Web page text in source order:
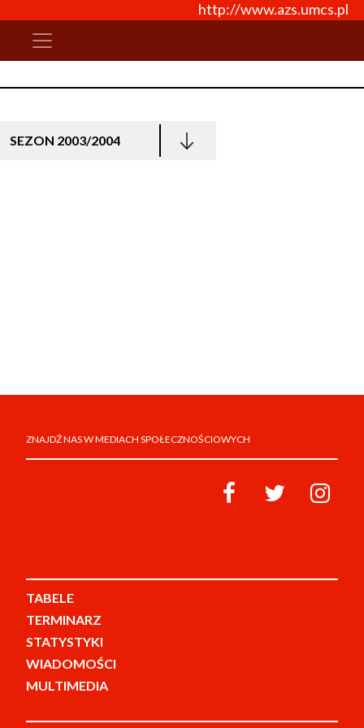
http://www.azs.umcs.pl
SEZON 2003/2004
ZNAJDŹ NAS W MEDIACH SPOŁECZNOŚCIOWYCH
TABELE
TERMINARZ
STATYSTYKI
WIADOMOŚCI
MULTIMEDIA